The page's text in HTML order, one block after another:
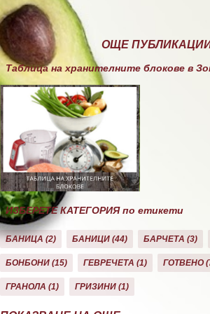
ОЩЕ
Таблица на хранителните блокове в
ИЗБЕРЕТЕ КАТЕГОРИЯ по етикети
БАНИЦА 2 БАНИЦИ 44 БАРЧЕТА 3
БОНБОНИ 15 ГЕВРЕЧЕТА 1 ГОТВЕНО
ГРАНОЛА 1 ГРИЗИНИ 1
ДЕСЕРТИ 10 ДОМАШНО